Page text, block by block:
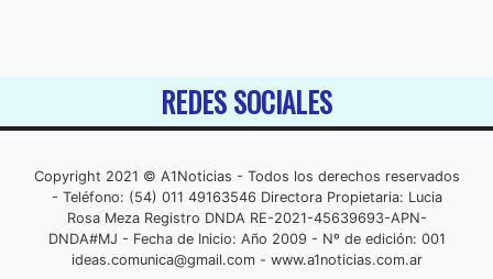
REDES SOCIALES
Copyright 2021 © A1Noticias - Todos los derechos reservados
- Teléfono: (54) 011 49163546 Directora Propietaria: Lucia
Rosa Meza Registro DNDA RE-2021-45639693-APN-
DNDA#MJ - Fecha de Inicio: Año 2009 - Nº de edición: 001
ideas.comunica@gmail.com- www.a1noticias.com.ar